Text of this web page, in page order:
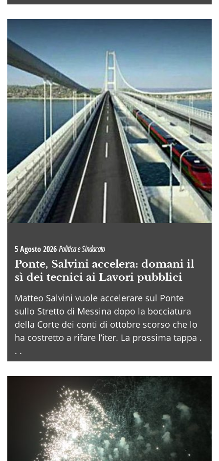
5 Agosto 2026Politica e Sindacato
Ponte, Salvini accelera: domani il
sì dei tecnici ai Lavori pubblici
Matteo Salvini vuole accelerare sul Ponte
sullo Stretto di Messina dopo la bocciatura
della Corte dei conti di ottobre scorso che lo
ha costretto a rifare l’iter. La prossima tappa .
. .